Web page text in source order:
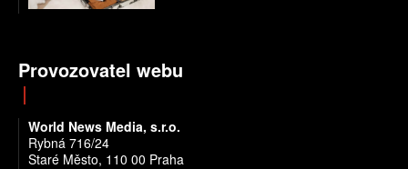
Provozovatel webu
World News Media, s.r.o.
Rybná 716/24
Staré Město, 110 00 Praha